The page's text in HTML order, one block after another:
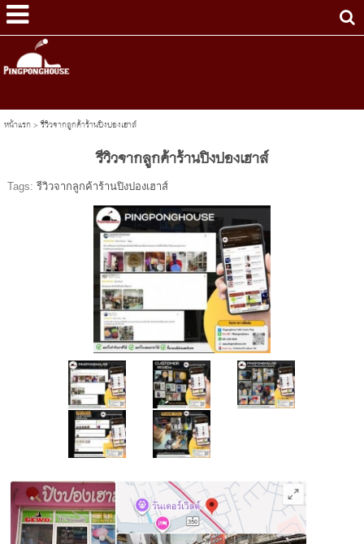
หน้าแรก>รีวิวจากลูกค้าร้านปิงปองเฮาส์
รีวิวจากลูกค้าร้านปิงปองเฮาส์
Tags: รีวิวจากลูกค้าร้านปิงปองเฮาส์